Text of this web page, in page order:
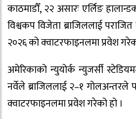
काठमाडौँ, २२ असारः एर्लिङ
विश्वकप विजेता ब्राजिललाई
२०२६ को क्वाटरफाइनलमा प्रवेश
अमेरिकाको न्युयोर्क न्युजर्सी
नर्वेले ब्राजिललाई २–१ गोलअन्तरले
क्वाटरफाइनलमा प्रवेश गरेको हो ।